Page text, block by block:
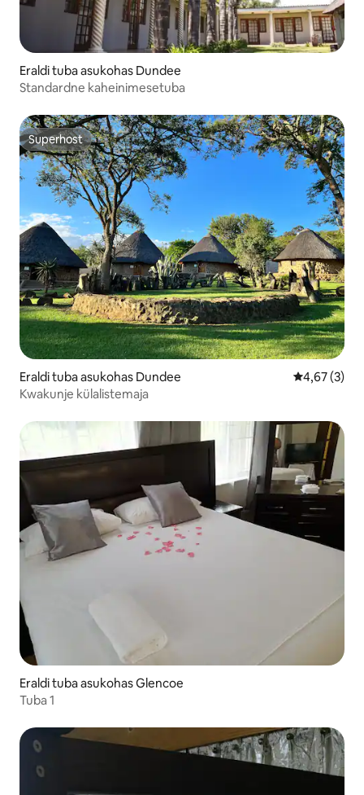
Eraldi tuba asukohas Dundee
Standardne kaheinimesetuba
Superhost
Superhost
Eraldi tuba asukohas Dundee Keskmine
4,67 (3)
Kwakunje külalistemaja
Eraldi tuba asukohas Glencoe
Tuba 1